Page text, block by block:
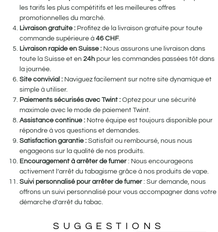
les tarifs les plus compétitifs et les meilleures offres
promotionnelles du marché.
Livraison gratuite : Profitez de la livraison gratuite pour toute
commande supérieure à 46 CHF.
Livraison rapide en Suisse : Nous assurons une livraison dans
toute la Suisse et en 24h pour les commandes passées tôt dans
la journée.
Site convivial : Naviguez facilement sur notre site dynamique et
simple à utiliser.
Paiements sécurisés avec Twint : Optez pour une sécurité
maximale avec le mode de paiement Twint.
Assistance continue : Notre équipe est toujours disponible pour
répondre à vos questions et demandes.
Satisfaction garantie : Satisfait ou remboursé, nous nous
engageons sur la qualité de nos produits.
Encouragement à arrêter de fumer: Nous encourageons
activement l’arrêt du tabagisme grâce à nos produits de vape.
Suivi personnalisé pour arrêter de fumer: Sur demande, nous
offrons un suivi personnalisé pour vous accompagner dans votre
démarche d’arrêt du tabac.
SUGGESTIONS